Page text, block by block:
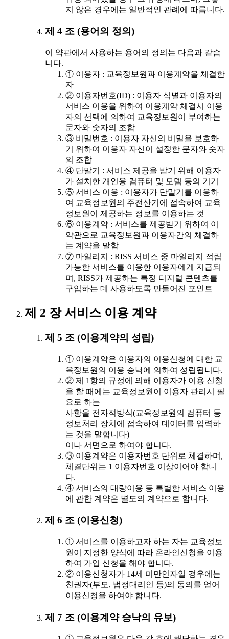
지 않은 경우에는 일반적인 관례에 따릅니다.
제 4 조 (용어의 정의)
이 약관에서 사용하는 용어의 정의는 다음과 같습
니다.
① 이용자 : 교육정보원과 이용계약을 체결한
자
② 이용자번호(ID) : 이용자 식별과 이용자의
서비스 이용을 위하여 이용계약 체결시 이용
자의 선택에 의하여 교육정보원이 부여하는
문자와 숫자의 조합
③ 비밀번호 : 이용자 자신의 비밀을 보호하
기 위하여 이용자 자신이 설정한 문자와 숫자
의 조합
④ 단말기 : 서비스 제공을 받기 위해 이용자
가 설치한 개인용 컴퓨터 및 모뎀 등의 기기
⑤ 서비스 이용 : 이용자가 단말기를 이용하
여 교육정보원의 주전산기에 접속하여 교육
정보원이 제공하는 정보를 이용하는 것
⑥ 이용계약 : 서비스를 제공받기 위하여 이
약관으로 교육정보원과 이용자간의 체결하
는 계약을 말함
⑦ 마일리지 : RISS 서비스 중 마일리지 적립
가능한 서비스를 이용한 이용자에게 지급되
며, RISS가 제공하는 특정 디지털 콘텐츠를
구입하는 데 사용하도록 만들어진 포인트
제 2 장 서비스 이용 계약
제 5 조 (이용계약의 성립)
① 이용계약은 이용자의 이용신청에 대한 교
육정보원의 이용 승낙에 의하여 성립됩니다.
② 제 1항의 규정에 의해 이용자가 이용 신청
을 할 때에는 교육정보원이 이용자 관리시 필
요로 하는
사항을 전자적방식(교육정보원의 컴퓨터 등
정보처리 장치에 접속하여 데이터를 입력하
는 것을 말합니다)
이나 서면으로 하여야 합니다.
③ 이용계약은 이용자번호 단위로 체결하며,
체결단위는 1 이용자번호 이상이어야 합니
다.
④ 서비스의 대량이용 등 특별한 서비스 이용
에 관한 계약은 별도의 계약으로 합니다.
제 6 조 (이용신청)
① 서비스를 이용하고자 하는 자는 교육정보
원이 지정한 양식에 따라 온라인신청을 이용
하여 가입 신청을 해야 합니다.
② 이용신청자가 14세 미만인자일 경우에는
친권자(부모, 법정대리인 등)의 동의를 얻어
이용신청을 하여야 합니다.
제 7 조 (이용계약 승낙의 유보)